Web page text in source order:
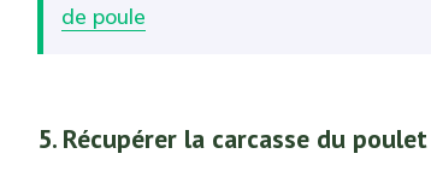
de poule
5. Récupérer la carcasse du poulet